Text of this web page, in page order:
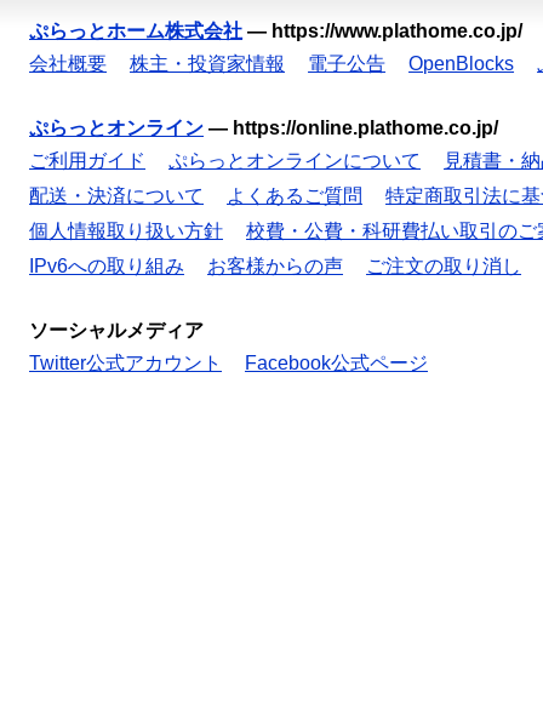
ぷらっとホーム株式会社 — https://www.plathome.co.jp/
会社概要
株主・投資家情報 電子公告 OpenBlocks
ぷらっとオンライン — https://online.plathome.co.jp/
ご利用ガイド
ぷらっとオンラインについて
見積書・
配送・決済について
よくあるご質問
特定商取引法に
個人情報取り扱い方針
校費・公費・科研費払い取引のご
IPv6への取り組み
お客様からの声 ご注文の取り消し
ソーシャルメディア
Twitter公式アカウント
Facebook公式ページ